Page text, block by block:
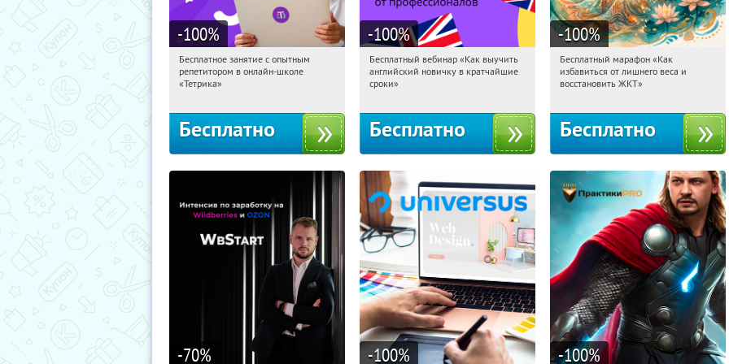
-100%
12:10:16 Получили:
Москва, Россия
Бесплатное занятие с опытным
репетитором в онлайн-школе
«Тетрика»
Бесплатно
-100%
12:10:16 Получили:16
Россия
Бесплатный вебинар «Как выучить
английский новичку в кратчайшие
сроки»
Бесплатно
-100%
12:10:16 Получили:
Россия
Бесплатный марафон «Как
избавиться от лишнего веса и
восстановить ЖКТ»
Бесплатно
-70% -100% -100%